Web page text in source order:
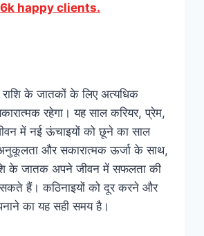
happy clients.
के जातकों के लिए अत्यधिक
रहेगा। यह साल करियर, प्रेम,
में नई ऊंचाइयों को छूने का साल
अनुकूलता और सकारात्मक ऊर्जा के साथ,
के जातक अपने जीवन में सफलता की
हैं। कठिनाइयों को दूर करने और
का यह सही समय है।